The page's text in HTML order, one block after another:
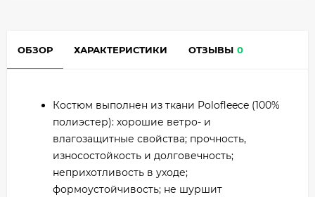
ОБЗОР ХАРАКТЕРИСТИКИ ОТЗЫВЫ 0
Костюм выполнен из ткани Polofleece (100%
полиэстер): хорошие ветро- и
влагозащитные свойства; прочность,
износостойкость и долговечность;
неприхотливость в уходе;
формоустойчивость; не шуршит